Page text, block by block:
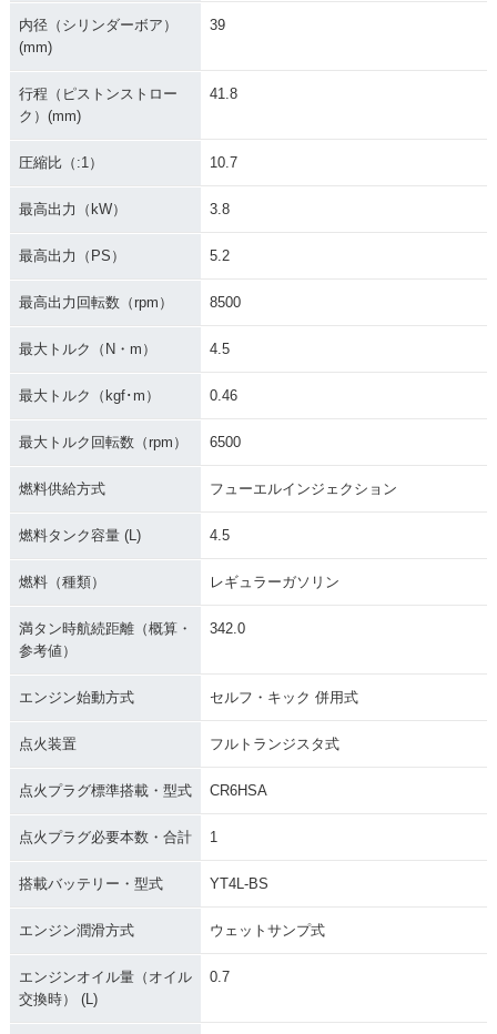
V50G・追加
V50・マイナーチェ
V50G・新登場
V50・新登場
V50
内径（シリンダーボア）
(mm)
39
行程（ピストンストロー
ク）(mm)
41.8
圧縮比（:1） 10.7
最高出力（kW） 3.8
最高出力（PS） 5.2
最高出力回転数（rpm） 8500
最大トルク（N・m） 4.5
最大トルク（kgf･m） 0.46
最大トルク回転数（rpm） 6500
燃料供給方式 フューエルインジェクション
燃料タンク容量 (L) 4.5
燃料（種類） レギュラーガソリン
満タン時航続距離（概算・
参考値）
342.0
エンジン始動方式 セルフ・キック 併用式
点火装置 フルトランジスタ式
点火プラグ標準搭載・型式 CR6HSA
点火プラグ必要本数・合計 1
搭載バッテリー・型式 YT4L-BS
エンジン潤滑方式 ウェットサンプ式
エンジンオイル量（オイル
交換時） (L)
0.7